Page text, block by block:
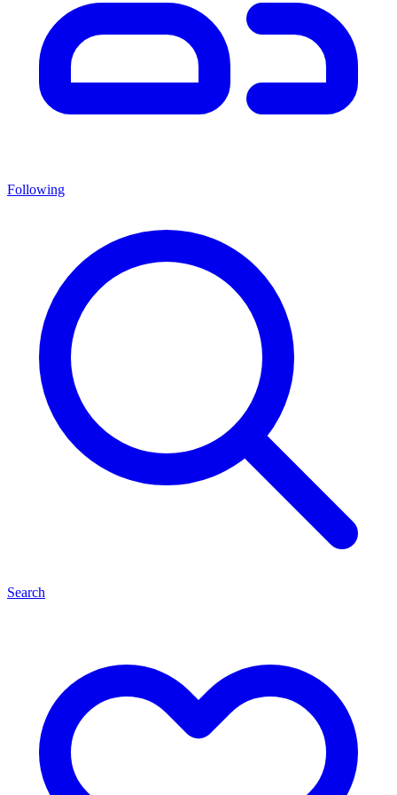
Following
Search